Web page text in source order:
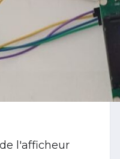
l'afficheur